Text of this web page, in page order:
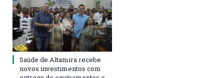
Saúde de Altamira recebe
novos investimentos com